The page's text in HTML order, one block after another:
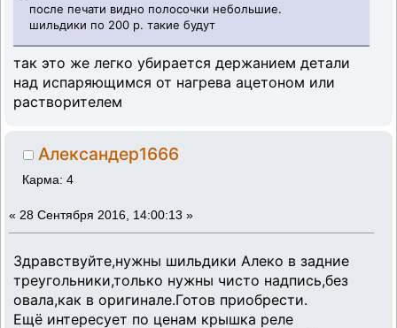
после печати видно полосочки небольшие.
шильдики по 200 р. такие будут
так это же легко убирается держанием детали
над испаряющимся от нагрева ацетоном или
растворителем
Александер1666
Карма: 4
« 28 Сентября 2016, 14:00:13 »
Здравствуйте,нужны шильдики Алеко в задние
треугольники,только нужны чисто надпись,без
овала,как в оригинале.Готов приобрести.
Ещё интересует по ценам крышка реле